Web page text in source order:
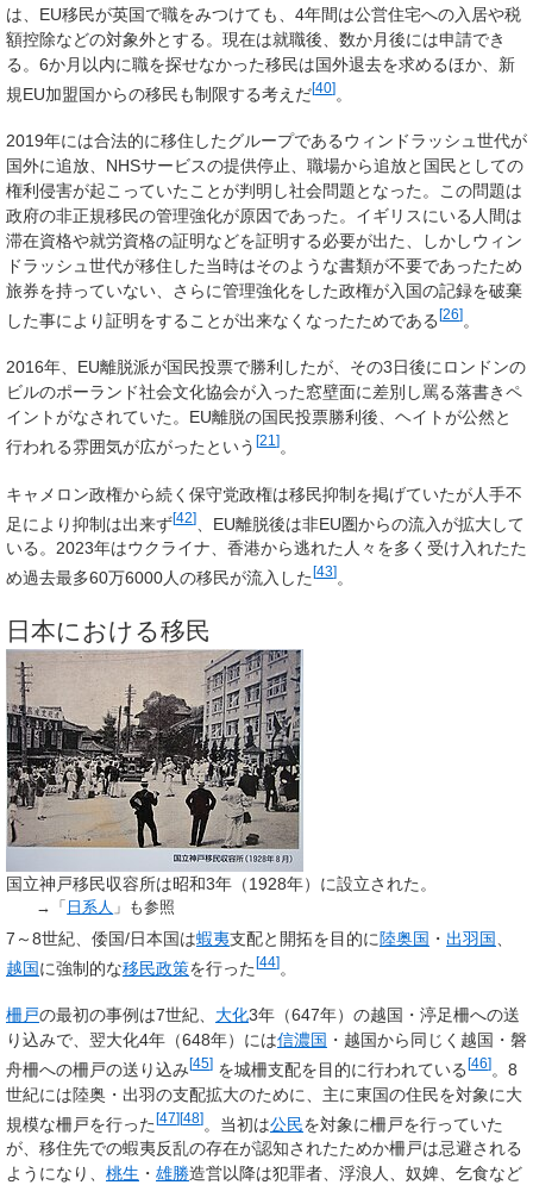
は、EU移民が英国で職をみつけても、4年間は公営住宅への入居や税
額控除などの対象外とする。現在は就職後、数か月後には申請でき
る。6か月以内に職を探せなかった移民は国外退去を求めるほか、新
規EU加盟国からの移民も制限する考えだ[40]。
2019年には合法的に移住したグループであるウィンドラッシュ世代が
国外に追放、NHSサービスの提供停止、職場から追放と国民としての
権利侵害が起こっていたことが判明し社会問題となった。この問題は
政府の非正規移民の管理強化が原因であった。イギリスにいる人間は
滞在資格や就労資格の証明などを証明する必要が出た、しかしウィン
ドラッシュ世代が移住した当時はそのような書類が不要であったため
旅券を持っていない、さらに管理強化をした政権が入国の記録を破棄
した事により証明をすることが出来なくなったためである[26]。
2016年、EU離脱派が国民投票で勝利したが、その3日後にロンドンの
ビルのポーランド社会文化協会が入った窓壁面に差別し罵る落書きペ
イントがなされていた。EU離脱の国民投票勝利後、ヘイトが公然と
行われる雰囲気が広がったという [21 ] 。
キャメロン政権から続く保守党政権は移民抑制を掲げていたが人手不
足により抑制は出来ず[42]
、EU離脱後は非EU圏からの流入が拡大して
いる。2023年はウクライナ、香港から逃れた人々を多く受け入れたた
め過去最多60万6000人の移民が流入した [43] 。
日本における移民
国立神戸移民収容所は昭和3年（1928年）に設立された。
→「 日系人 」も参照
7～8世紀、倭国/日本国は蝦夷支配と開拓を目的に陸奥国 ・ 出羽国
越国に強制的な移民政策を行った[44]。
柵戸の最初の事例は7世紀、 大化3年（647年）の越国・渟足柵への送
り込みで、翌大化4年（648年）には信濃国 ・越国から同じく越国・磐
舟柵への柵戸の送り込み[45] を城柵支配を目的に行われている[46]。8
世紀には陸奥・出羽の支配拡大のために、主に東国の住民を対象に大
規模な柵戸を行った[47][48]。当初は公民を対象に柵戸を行っていた
が、移住先での蝦夷反乱の存在が認知されたためか柵戸は忌避される
ようになり、 桃生 ・ 雄勝造営以降は犯罪者、浮浪人、奴婢、乞食など